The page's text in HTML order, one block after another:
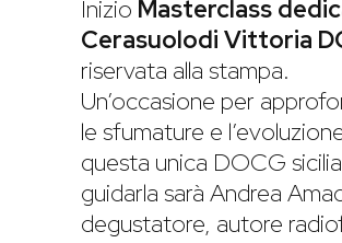
Inizio Masterclass
Cerasuolodi Vittoria
riservata alla stampa.
Un’occasione per
le sfumature e
questa unica DOCG
guidarla sarà Andrea
degustatore, autore